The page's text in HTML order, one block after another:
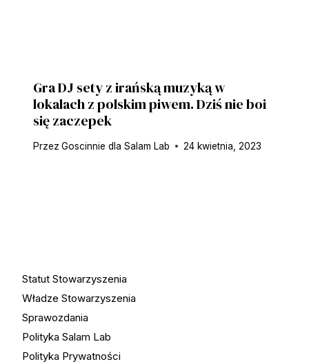
Gra DJ sety z irańską muzyką w
lokalach z polskim piwem. Dziś nie boi
się zaczepek
Przez Goscinnie dla Salam Lab 24 kwietnia, 2023
Statut Stowarzyszenia
Władze Stowarzyszenia
Sprawozdania
Polityka Salam Lab
Polityka Prywatności